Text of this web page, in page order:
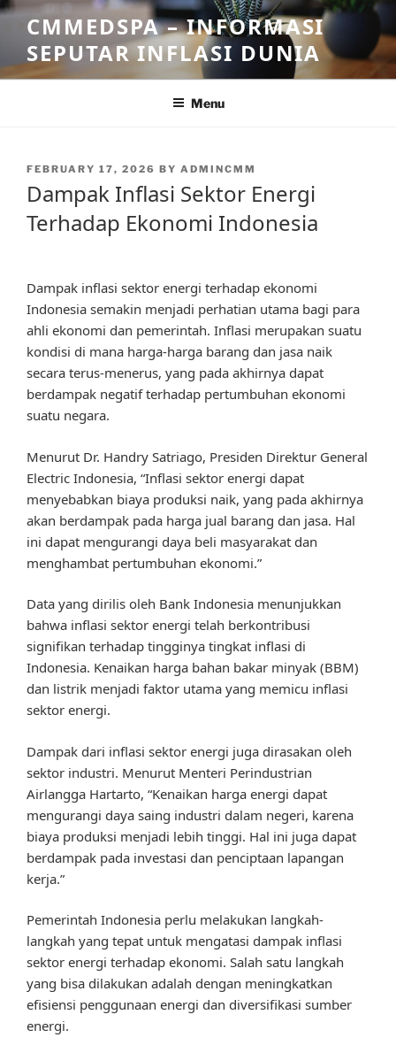
Skip
content
CMMEDSPA – INFORMASI
SEPUTAR INFLASI DUNIA
Menu
POSTED
FEBRUARY 17, 2026 BY ADMINCMM
Dampak Inflasi Sektor Energi
Terhadap Ekonomi Indonesia
Dampak inflasi sektor energi terhadap ekonomi
Indonesia semakin menjadi perhatian utama bagi para
ahli ekonomi dan pemerintah. Inflasi merupakan suatu
kondisi di mana harga-harga barang dan jasa naik
secara terus-menerus, yang pada akhirnya dapat
berdampak negatif terhadap pertumbuhan ekonomi
suatu negara.
Menurut Dr. Handry Satriago, Presiden Direktur General
Electric Indonesia, “Inflasi sektor energi dapat
menyebabkan biaya produksi naik, yang pada akhirnya
akan berdampak pada harga jual barang dan jasa. Hal
ini dapat mengurangi daya beli masyarakat dan
menghambat pertumbuhan ekonomi.”
Data yang dirilis oleh Bank Indonesia menunjukkan
bahwa inflasi sektor energi telah berkontribusi
signifikan terhadap tingginya tingkat inflasi di
Indonesia. Kenaikan harga bahan bakar minyak (BBM)
dan listrik menjadi faktor utama yang memicu inflasi
sektor energi.
Dampak dari inflasi sektor energi juga dirasakan oleh
sektor industri. Menurut Menteri Perindustrian
Airlangga Hartarto, “Kenaikan harga energi dapat
mengurangi daya saing industri dalam negeri, karena
biaya produksi menjadi lebih tinggi. Hal ini juga dapat
berdampak pada investasi dan penciptaan lapangan
kerja.”
Pemerintah Indonesia perlu melakukan langkah-
langkah yang tepat untuk mengatasi dampak inflasi
sektor energi terhadap ekonomi. Salah satu langkah
yang bisa dilakukan adalah dengan meningkatkan
efisiensi penggunaan energi dan diversifikasi sumber
energi.